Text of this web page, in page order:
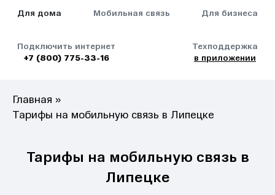
Для дома Мобильная связь Для бизнеса
Подключить интернет
+7 (800) 775-33-16
Техподдержка
в приложении
Главная »
Тарифы на мобильную связь в Липецке
Тарифы на мобильную связь в
Липецке